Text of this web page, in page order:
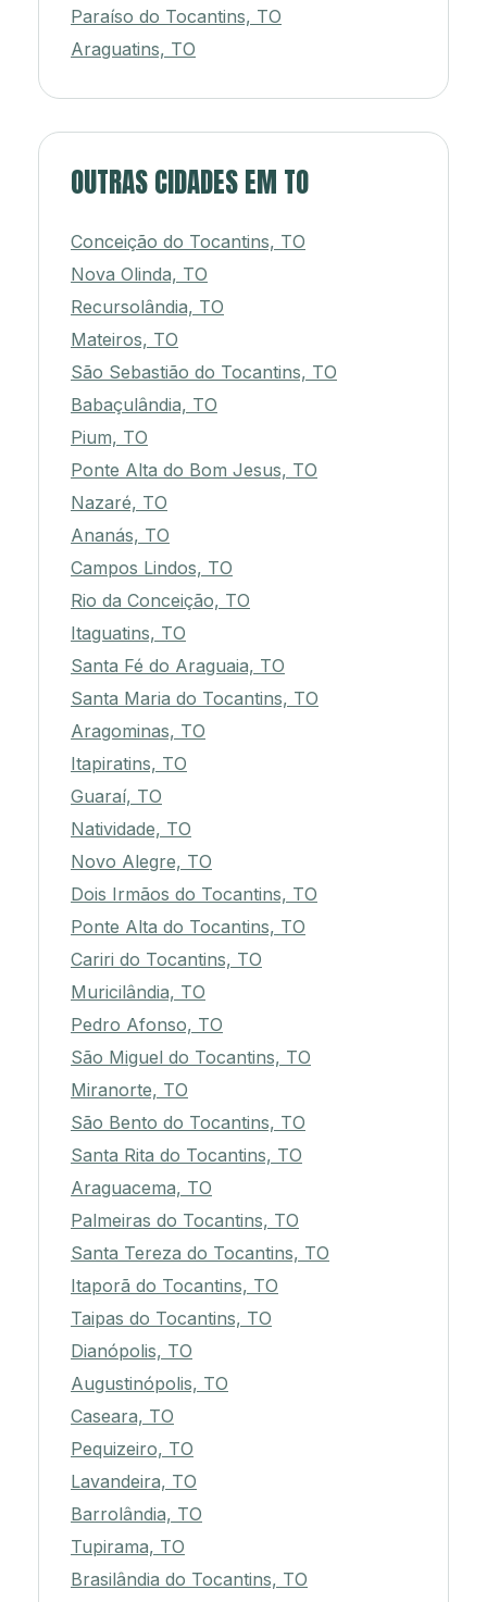
Paraíso do Tocantins, TO
Araguatins, TO
OUTRAS CIDADES EM TO
Conceição do Tocantins, TO
Nova Olinda, TO
Recursolândia, TO
Mateiros, TO
São Sebastião do Tocantins, TO
Babaçulândia, TO
Pium, TO
Ponte Alta do Bom Jesus, TO
Nazaré, TO
Ananás, TO
Campos Lindos, TO
Rio da Conceição, TO
Itaguatins, TO
Santa Fé do Araguaia, TO
Santa Maria do Tocantins, TO
Aragominas, TO
Itapiratins, TO
Guaraí, TO
Natividade, TO
Novo Alegre, TO
Dois Irmãos do Tocantins, TO
Ponte Alta do Tocantins, TO
Cariri do Tocantins, TO
Muricilândia, TO
Pedro Afonso, TO
São Miguel do Tocantins, TO
Miranorte, TO
São Bento do Tocantins, TO
Santa Rita do Tocantins, TO
Araguacema, TO
Palmeiras do Tocantins, TO
Santa Tereza do Tocantins, TO
Itaporã do Tocantins, TO
Taipas do Tocantins, TO
Dianópolis, TO
Augustinópolis, TO
Caseara, TO
Pequizeiro, TO
Lavandeira, TO
Barrolândia, TO
Tupirama, TO
Brasilândia do Tocantins, TO